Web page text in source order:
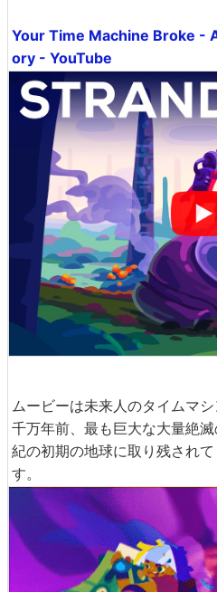
Your Time Machine Broke -
ory - YouTube
ムービーは未来人のタイムマ
千万年前、最も巨大な大量絶
紀の初期の地球に取り残され
す。